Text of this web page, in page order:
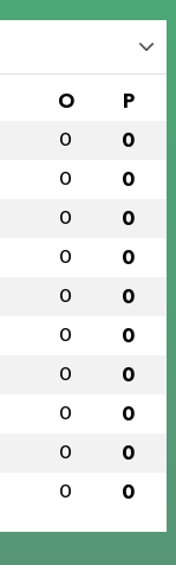
O P
0 0
0 0
0 0
0 0
0 0
0 0
0 0
0 0
0 0
0 0